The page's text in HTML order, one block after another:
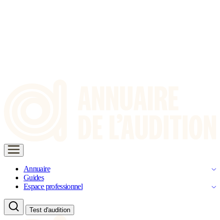
Annuaire
Guides
Espace professionnel
Test d'audition